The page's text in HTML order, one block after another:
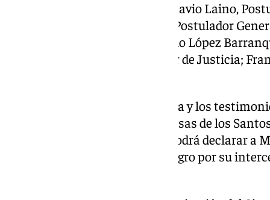
Málaga, D. Jesús Catalá; el P. Ottavio Laino,
causa; el P. Taras Yeher, actual Postulador
Sánchez, Vicepostulador; Alfredo López
Eloy Madueño Porras, Promotor de Justicia;
Con la documentación completa y los
enviado al Dicasterio de las Causas de los
si es aprobado, el Santo Padre podrá declarar a
Venerable, en espera de un milagro por su